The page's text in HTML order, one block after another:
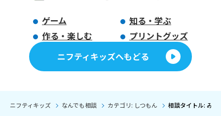
ゲーム
知る・学ぶ
作る・楽しむ
プリントグッズ
ニフティキッズへもどる
ニフティキッズ なんでも相談 カテゴリ: しつもん 相談タイトル: み